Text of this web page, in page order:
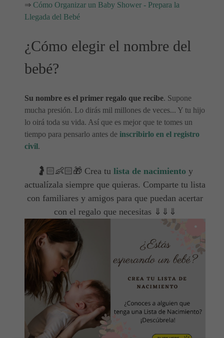
⇒ Cómo Organizar un Baby Shower - Prepara la
Llegada del Bebé
¿Cómo elegir el nombre del
bebé?
Su nombre es el primer regalo que recibe. Supone
mucha presión. Lo dirás mil millones de veces... Y tu hijo
lo oirá toda su vida. Así que es mejor que te tomes un
tiempo para pensarlo antes de inscribirlo en el registro
civil.
🤰🏻👶🏻🎁 Crea tu lista de nacimiento y
actualízala siempre que quieras. Comparte tu lista
con familiares y amigos para que puedan acertar
con el regalo que necesitas ⇓⇓⇓